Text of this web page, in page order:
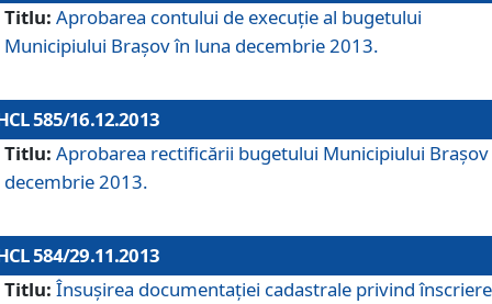
Titlu: Aprobarea contului de execuţie al bugetului
Municipiului Braşov în luna decembrie 2013.
585/16.12.2013
Titlu: Aprobarea rectificării bugetului Municipiului Braşov
decembrie 2013.
584/29.11.2013
Titlu: Însuşirea documentaţiei cadastrale privind